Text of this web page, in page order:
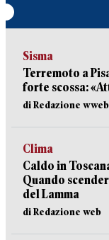
Sisma
Terremoto a
forte scossa:
di Redazione wweb
Clima
Caldo in
Quando
del Lamma
di Redazione web